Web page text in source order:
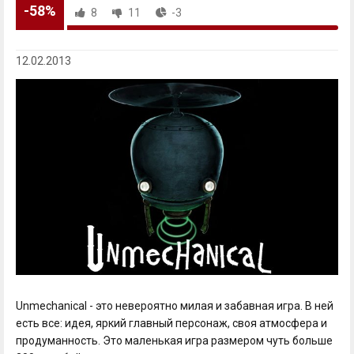
-58% 8 11 -3
12.02.2013
Unmechanical - это невероятно милая и забавная игра. В ней
есть все: идея, яркий главный персонаж, своя атмосфера и
продуманность. Это маленькая игра размером чуть больше